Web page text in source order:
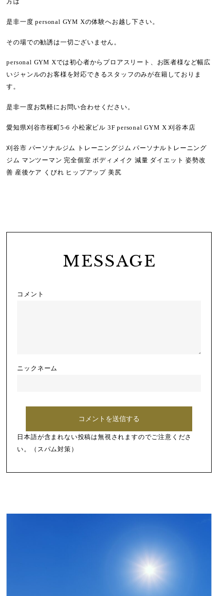
方は
是非一度 personal GYM Xの体験へお越し下さい。
その場での勧誘は一切ございません。
personal GYM Xでは初心者からプロアスリート、お医者様など幅広
いジャンルのお客様を対応できるスタッフのみが在籍しておりま
す。
是非一度お気軽にお問い合わせください。
愛知県刈谷市桜町5-6 小松家ビル 3F personal GYM X 刈谷本店
刈谷市 パーソナルジム トレーニングジム パーソナルトレーニング
ジム マンツーマン 完全個室 ボディメイク 減量 ダイエット 姿勢改
善 産後ケア くびれ ヒップアップ 美尻
MESSAGE
コメント
ニックネーム
日本語が含まれない投稿は無視されますのでご注意くださ
い。（スパム対策）